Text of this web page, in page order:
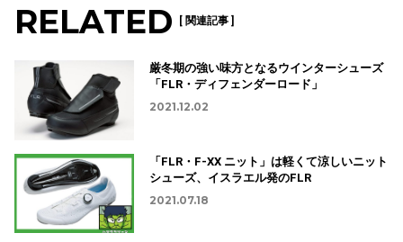
RELATED [ 関連記事 ]
厳冬期の強い味方となるウインターシューズ
「FLR・ディフェンダーロード」
2021.12.02
「FLR・F-XX ニット」は軽くて涼しいニット
シューズ、イスラエル発のFLR
2021.07.18